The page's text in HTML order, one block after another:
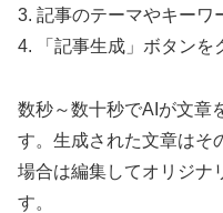
3. 記事のテーマやキーワ
4. 「記事生成」ボタンを
数秒～数十秒でAIが文章
す。生成された文章はそ
場合は編集してオリジナ
す。